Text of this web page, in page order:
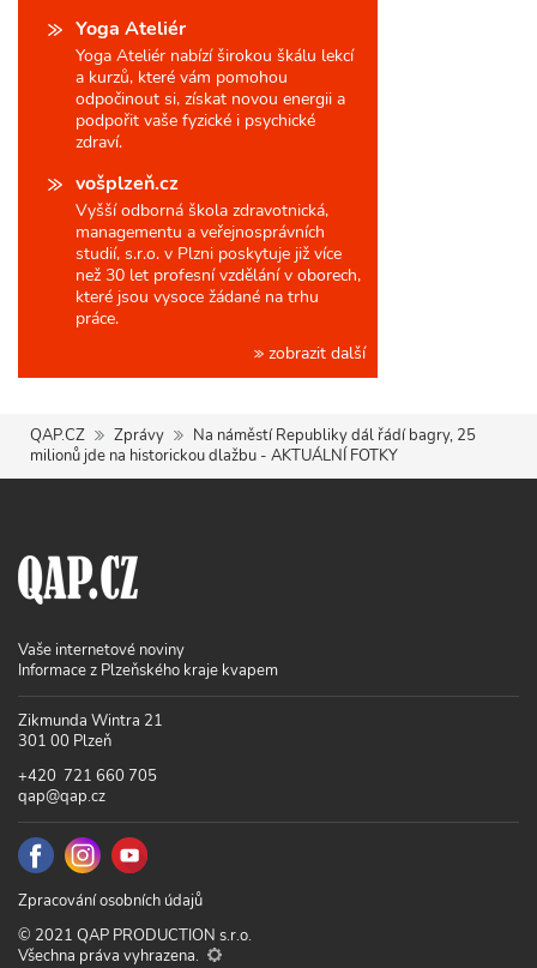
Yoga Ateliér
Yoga Ateliér nabízí širokou škálu lekcí
a kurzů, které vám pomohou
odpočinout si, získat novou energii a
podpořit vaše fyzické i psychické
zdraví.
vošplzeň.cz
Vyšší odborná škola zdravotnická,
managementu a veřejnosprávních
studií, s.r.o. v Plzni poskytuje již více
než 30 let profesní vzdělání v oborech,
které jsou vysoce žádané na trhu
práce.
zobrazit další
QAP.CZ Zprávy
Na náměstí Republiky dál řádí bagry, 25
milionů jde na historickou dlažbu - AKTUÁLNÍ FOTKY
Vaše internetové noviny
Informace z Plzeňského kraje kvapem
Zikmunda Wintra 21
301 00 Plzeň
+420 721 660 705
qap@qap.cz
Zpracování osobních údajů
© 2021 QAP PRODUCTION s.r.o.
Všechna práva vyhrazena.